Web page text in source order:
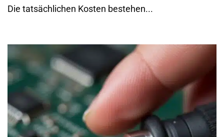
Die tatsächlichen Kosten bestehen...